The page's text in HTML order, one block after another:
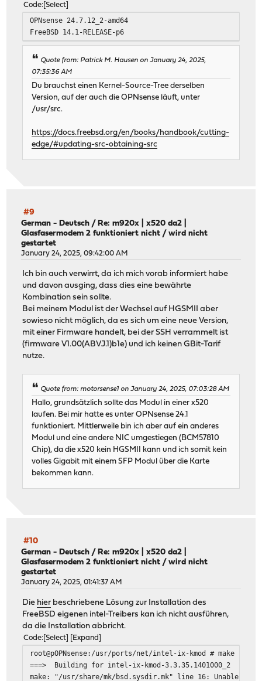
Code Select
OPNsense 24.7.12_2-amd64
FreeBSD 14.1-RELEASE-p6
Quote from: Patrick M. Hausen on January 24, 2025,
07:35:36 AM
Du brauchst einen Kernel-Source-Tree derselben
Version, auf der auch die OPNsense läuft, unter
/usr/src.
https://docs.freebsd.org/en/books/handbook/cutting-
edge/#updating-src-obtaining-src
#9
German - Deutsch /Re: m920x | x520 da2 |
Glasfasermodem 2 funktioniert nicht / wird nicht
gestartet
January 24, 2025, 09:42:00 AM
Ich bin auch verwirrt, da ich mich vorab informiert habe
und davon ausging, dass dies eine bewährte
Kombination sein sollte.
Bei meinem Modul ist der Wechsel auf HGSMII aber
sowieso nicht möglich, da es sich um eine neue Version,
mit einer Firmware handelt, bei der SSH verrammelt ist
(firmware V1.00(ABVJ.1)b1e) und ich keinen GBit-Tarif
nutze.
Quote from: motorsense1 on January 24, 2025, 07:03:28 AM
Hallo, grundsätzlich sollte das Modul in einer x520
laufen. Bei mir hatte es unter OPNsense 24.1
funktioniert. Mittlerweile bin ich aber auf ein anderes
Modul und eine andere NIC umgestiegen (BCM57810
Chip), da die x520 kein HGSMII kann und ich somit kein
volles Gigabit mit einem SFP Modul über die Karte
bekommen kann.
#10
German - Deutsch /Re: m920x | x520 da2 |
Glasfasermodem 2 funktioniert nicht / wird nicht
gestartet
January 24, 2025, 01:41:37 AM
Die hier beschriebene Lösung zur Installation des
FreeBSD eigenen intel-Treibers kan ich nicht ausführen,
da die Installation abbricht.
Code Select Expand
root@pOPNsense:/usr/ports/net/intel-ix-kmod # make
===> Building for intel-ix-kmod-3.3.35.1401000_2
make: "/usr/share/mk/bsd.sysdir.mk" line 16: Unable to